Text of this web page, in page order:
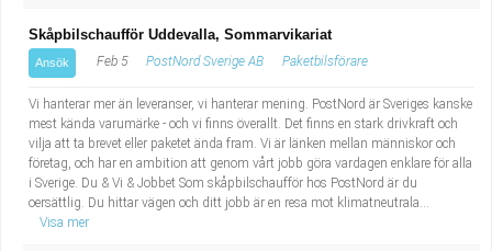
Säkerhetsarbete
Tekniskt arbete
Transport
Informatör/Kommunikatör
Brevbärare
Sjuksköterska, grundutbildad
Kock, storhushåll
Skåpbilschaufför Uddevalla, Sommarvikariat
Ansök Feb 5 PostNord Sverige AB Paketbilsförare
Vi hanterar mer än leveranser, vi hanterar mening. PostNord är Sveriges kanske
mest kända varumärke - och vi finns överallt. Det finns en stark drivkraft och
vilja att ta brevet eller paketet ända fram. Vi är länken mellan människor och
företag, och har en ambition att genom vårt jobb göra vardagen enklare för alla
i Sverige. Du & Vi & Jobbet Som skåpbilschaufför hos PostNord är du
oersättlig. Du hittar vägen och ditt jobb är en resa mot klimatneutrala...
Visa mer